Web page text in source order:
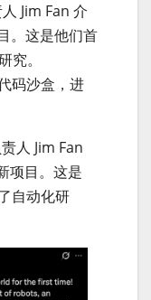
Jim Fan 介
。这是他们首
究。
码沙盒，进
人 Jim Fan
项目。这是
自动化研